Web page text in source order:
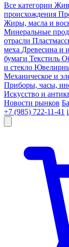
Все категории
происхождения
Жиры, масла и
Минеральные
отрасли
меха Древесина и
бумаги Текстиль
и стекло
Механическое и
Приборы, часы,
Искусство и
Новости рынков
+7 (985) 722-11-41